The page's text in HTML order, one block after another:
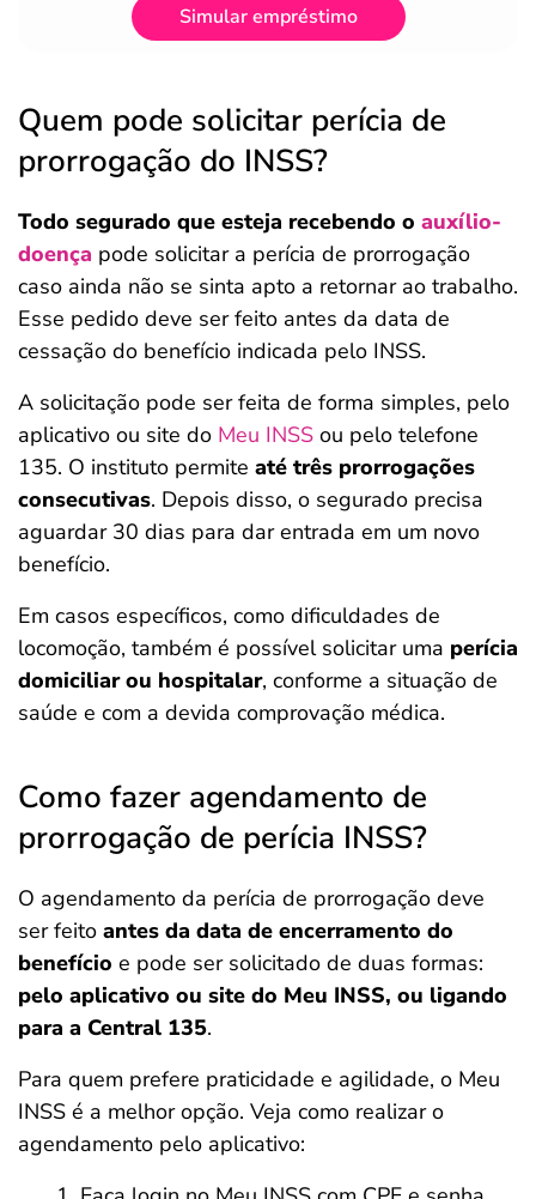
Simular empréstimo
Quem pode solicitar perícia de
prorrogação do INSS?
Todo segurado que esteja recebendo o auxílio-
doença pode solicitar a perícia de prorrogação
caso ainda não se sinta apto a retornar ao trabalho.
Esse pedido deve ser feito antes da data de
cessação do benefício indicada pelo INSS.
A solicitação pode ser feita de forma simples, pelo
aplicativo ou site do Meu INSS ou pelo telefone
135. O instituto permite até três prorrogações
consecutivas. Depois disso, o segurado precisa
aguardar 30 dias para dar entrada em um novo
benefício.
Em casos específicos, como dificuldades de
locomoção, também é possível solicitar uma perícia
domiciliar ou hospitalar, conforme a situação de
saúde e com a devida comprovação médica.
Como fazer agendamento de
prorrogação de perícia INSS?
O agendamento da perícia de prorrogação deve
ser feito antes da data de encerramento do
benefício e pode ser solicitado de duas formas:
pelo aplicativo ou site do Meu INSS, ou ligando
para a Central 135.
Para quem prefere praticidade e agilidade, o Meu
INSS é a melhor opção. Veja como realizar o
agendamento pelo aplicativo: